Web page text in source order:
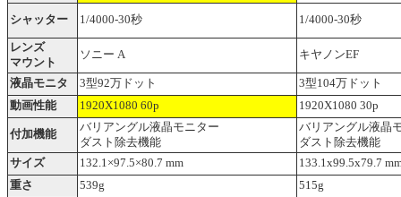
シャッター 1/4000-30秒 1/4000-30秒
レンズ
マウント
ソニー A キヤノンEF
液晶モニタ 3型92万ドット
3型104万ドット
動画性能
1920X1080 60p 1920X1080 30p
付加機能
バリアングル液晶モニター
ダスト除去機能
バリアングル液晶
ダスト除去機能
サイズ
132.1×97.5×80.7 mm
133.1x99.5x79.7
重さ
539g
515g